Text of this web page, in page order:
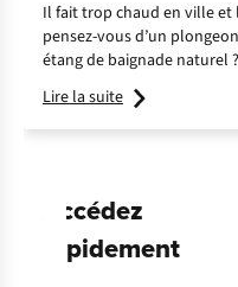
Il fait trop chaud en ville et
pensez-vous d’un
étang de baignade naturel
idylliques.
Lire la suite
Accédez
rapidement
Shorts de bain
Slips de bain